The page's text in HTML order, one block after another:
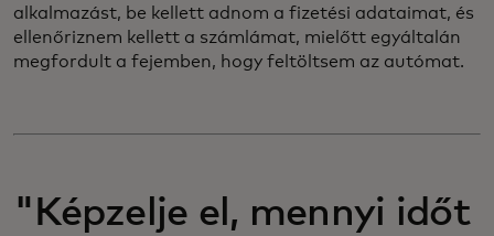
alkalmazást, be kellett adnom a fizetési adataimat, és
ellenőriznem kellett a számlámat, mielőtt egyáltalán
megfordult a fejemben, hogy feltöltsem az autómat.
"Képzelje el, mennyi időt